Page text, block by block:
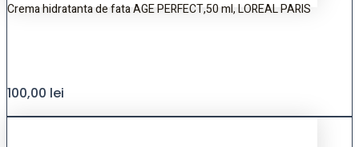
Crema hidratanta de fata AGE PERFECT,50 ml, LOREAL PARIS
100,00 lei